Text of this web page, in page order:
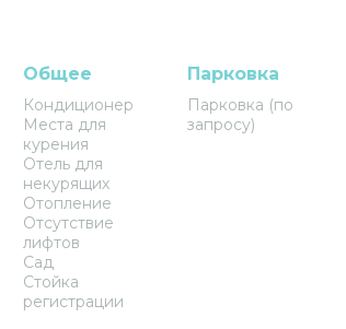
Общее
Кондиционер
Места для
курения
Отель для
некурящих
Отопление
Отсутствие
лифтов
Сад
Стойка
регистрации
Парковка
Парковка (по
запросу)